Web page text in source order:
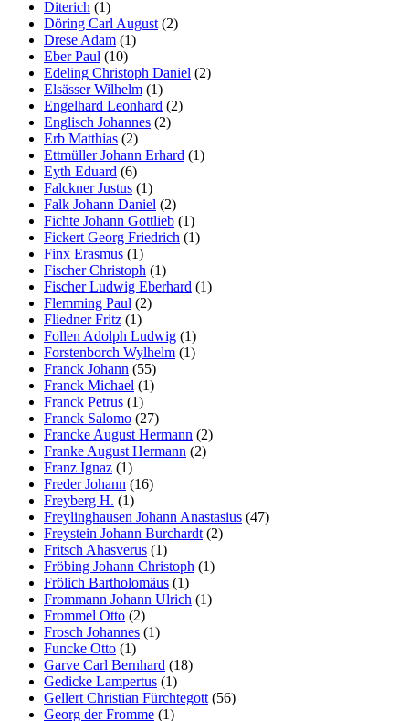
Diterich (1)
Döring Carl August (2)
Drese Adam (1)
Eber Paul (10)
Edeling Christoph Daniel (2)
Elsässer Wilhelm (1)
Engelhard Leonhard (2)
Englisch Johannes (2)
Erb Matthias (2)
Ettmüller Johann Erhard (1)
Eyth Eduard (6)
Falckner Justus (1)
Falk Johann Daniel (2)
Fichte Johann Gottlieb (1)
Fickert Georg Friedrich (1)
Finx Erasmus (1)
Fischer Christoph (1)
Fischer Ludwig Eberhard (1)
Flemming Paul (2)
Fliedner Fritz (1)
Follen Adolph Ludwig (1)
Forstenborch Wylhelm (1)
Franck Johann (55)
Franck Michael (1)
Franck Petrus (1)
Franck Salomo (27)
Francke August Hermann (2)
Franke August Hermann (2)
Franz Ignaz (1)
Freder Johann (16)
Freyberg H. (1)
Freylinghausen Johann Anastasius (47)
Freystein Johann Burchardt (2)
Fritsch Ahasverus (1)
Fröbing Johann Christoph (1)
Frölich Bartholomäus (1)
Frommann Johann Ulrich (1)
Frommel Otto (2)
Frosch Johannes (1)
Funcke Otto (1)
Garve Carl Bernhard (18)
Gedicke Lampertus (1)
Gellert Christian Fürchtegott (56)
Georg der Fromme (1)